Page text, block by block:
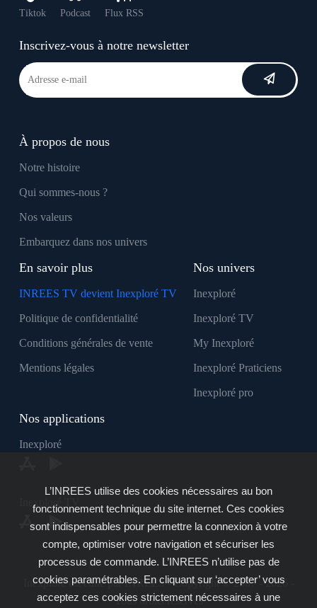
Tiktok Podcast Flux RSS
Inscrivez-vous à notre newsletter
À propos de nous
Notre histoire
Qui sommes-nous ?
Nos valeurs
Embarquez dans nos univers
En savoir plus
INREES TV devient Inexploré TV
Politique de confidentialité
Conditions générales de vente
Mentions légales
Nos univers
Inexploré
Inexploré TV
My Inexploré
Inexploré Praticiens
Inexploré pro
Nos applications
Inexploré
Inexploré TV
Inexploré est édité par INREES - Copyright © 2007 - 2026 -
Tous droits réservés
L’INREES utilise des cookies nécessaires au bon
fonctionnement technique du site internet. Ces cookies
sont indispensables pour permettre la connexion à votre
compte, optimiser votre navigation et sécuriser les
processus de commande. L’INREES n’utilise pas de
cookies paramétrables. En cliquant sur ‘accepter’ vous
acceptez ces cookies strictement nécessaires à une